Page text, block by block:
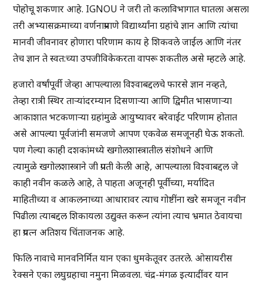
पोहोचू शकणार आहे. IGNOU ने जरी तो कलाविभागात घातला असला
तरी अभ्यासक्रमाच्या वर्णनाप्रमाणे विद्यार्थ्यांना ग्रहांचे ज्ञान आणि त्यांचा
मानवी जीवनावर होणारा परिणाम काय हे शिकवले जाईल आणि नंतर
तेच ज्ञान ते स्वत:च्या उपजीविकेकरता वापरू शकतील असे म्हटले आहे.
हजारो वर्षांपूर्वी जेव्हा आपल्याला विश्‍वाबद्दलचे फारसे ज्ञान नव्हते,
तेव्हा रात्री स्थिर ताऱ्यांदरम्यान दिसणाऱ्या आणि द्विमीत भासणार्‍या
आकाशात भटकणाऱ्या ग्रहांमुळे आयुष्यावर बरेवाईट परिणाम होतात
असे आपल्या पूर्वजांनी समजणे आपण एकवेळ समजूनही घेऊ शकतो.
पण गेल्या काही दशकांमध्ये खगोलशास्त्रातील संशोधने आणि
त्यामुळे खगोलशास्त्राने जी प्रगती केली आहे, आपल्याला विश्वाबद्दल जे
काही नवीन कळले आहे, ते पाहता अजूनही पूर्वीच्या, मर्यादित
माहितीच्या व आकलनाच्या आधारावर त्याच गोष्टींना खरे समजून नवीन
पिढीला त्याबद्दल शिकायला उद्युक्त करून त्यांना त्याच भ्रमात ठेवायचा
हा प्रयत्न अतिशय चिंताजनक आहे.
फिलि नावाचे मानवनिर्मित यान एका धुमकेतूवर उतरले. ओसायरीस
रेक्सने एका लघुग्रहाचा नमुना मिळवला. चंद्र-मंगळ इत्यादींवर यान